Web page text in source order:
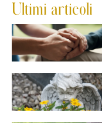
Ultimi articoli